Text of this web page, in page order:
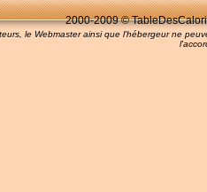
2000-2009 ©
le Webmaster ainsi que l'hébergeur ne